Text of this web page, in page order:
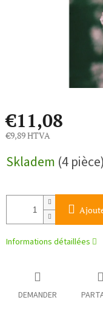
€11,08
€9,89 HTVA
de
Skladem (4 pièce)
Informations détaillées
DEMANDER